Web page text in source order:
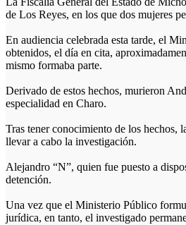
de Los Reyes, en los que dos mujeres
En audiencia celebrada esta tarde, el
obtenidos, el día en cita,
mismo formaba parte.
Derivado de estos hechos, murieron
especialidad en Charo.
Tras tener conocimiento de los hechos,
llevar a cabo la investigación.
Alejandro “N”, quien fue puesto a
detención.
Una vez que el Ministerio Público
jurídica, en tanto, el investigado